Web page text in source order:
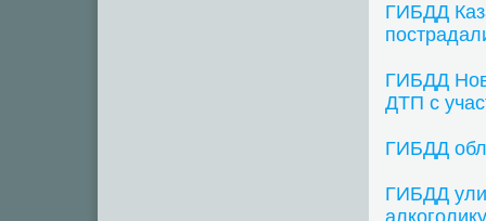
ГИБДД
ГИБДД
ДТП с
ГИБДД
ГИБДД
алкоголику